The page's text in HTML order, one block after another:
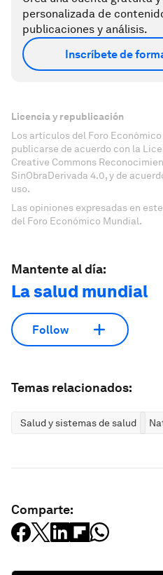
personalizada de
publicaciones y análisis.
Inscríbete de
Licencia y republicación
Los artículos del Foro
publicarse de acuerdo con la
Creative Commons
SinObraDerivada 4.0, y de
uso.
Las opiniones expresadas en
del Foro Económico Mundial.
Mantente al día:
La salud mundial
Follow
Temas relacionados:
Salud y sistemas de salud
Comparte: